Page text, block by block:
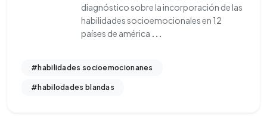
diagnóstico sobre la incorporación de las
habilidades socioemocionales en 12
países de américa ...
#habilidades socioemocionanes
#habilodades blandas